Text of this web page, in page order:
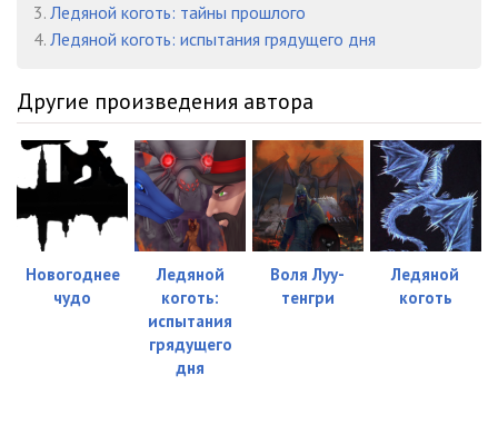
3. Ледяной коготь: тайны прошлого
4. Ледяной коготь: испытания грядущего дня
Другие произведения автора
Новогоднее
чудо
Ледяной
коготь:
испытания
грядущего
дня
Воля Луу-
тенгри
Ледяной
коготь